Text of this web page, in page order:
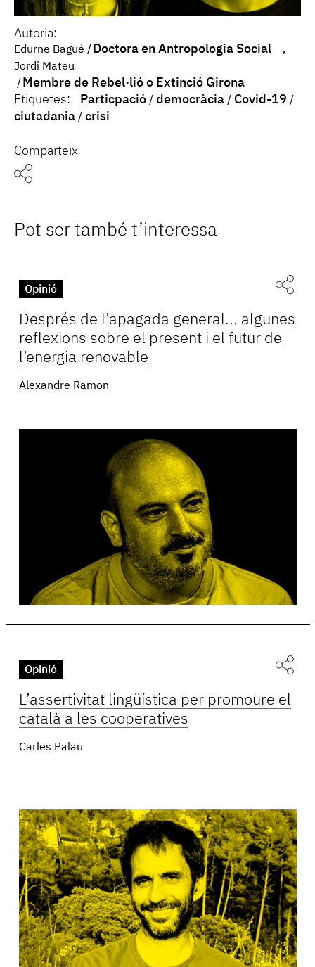
Autoria:
Edurne Bagué Doctora en Antropologia Social
Jordi Mateu
Membre de Rebel·lió o Extinció Girona
Etiquetes:
Particpació democràcia
Covid-19
ciutadania
crisi
Comparteix
Pot ser també t’interessa
Opinió
Després de l’apagada general... algunes
reflexions sobre el present i el futur de
l’energia renovable
Alexandre Ramon
Opinió
L’assertivitat lingüística per promoure el
català a les cooperatives
Carles Palau